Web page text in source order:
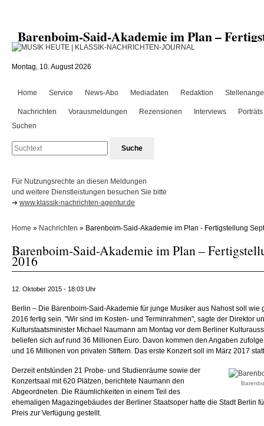
Barenboim-Said-Akademie im Plan –
Montag, 10. August 2026
Home Service News-Abo Mediadaten Redaktion
Nachrichten Vorausmeldungen Rezensionen Interviews
Porträts
Suchen
Für Nutzungsrechte an diesen Meldungen
und weitere Dienstleistungen besuchen Sie bitte
➜ www.klassik-nachrichten-agentur.de
Home » Nachrichten » Barenboim-Said-Akademie im Plan - Fertigstellung
Barenboim-Said-Akademie im Plan –
2016
12. Oktober 2015 - 18:03 Uhr
Berlin – Die Barenboim-Said-Akademie für junge Musiker aus Nahost soll wie
2016 fertig sein. "Wir sind im Kosten- und Terminrahmen", sagte der Direktor
Kulturstaatsminister Michael Naumann am Montag vor dem Berliner
beliefen sich auf rund 36 Millionen Euro. Davon kommen den Angaben
und 16 Millionen von privaten Stiftern. Das erste Konzert soll im März 2017
Derzeit entstünden 21 Probe- und Studienräume sowie der
Konzertsaal mit 620 Plätzen, berichtete Naumann den
Abgeordneten. Die Räumlichkeiten in einem Teil des
ehemaligen Magazingebäudes der Berliner Staatsoper hatte die Stadt Berlin
Preis zur Verfügung gestellt.